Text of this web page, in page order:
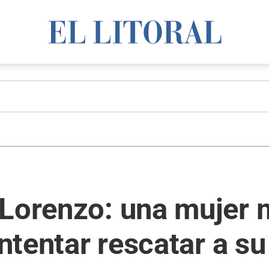
una mujer
rescatar a